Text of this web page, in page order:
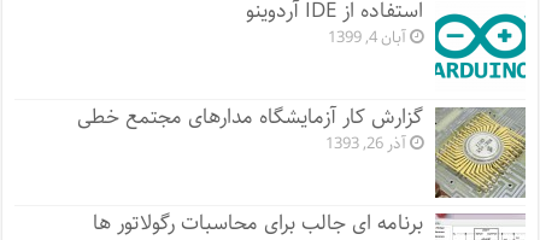
استفاده از IDE آردوینو
آبان 4, 1399
گزارش کار آزمایشگاه مدارهای مجتمع خطی
آذر 26, 1393
برنامه ای جالب برای محاسبات رگولاتور ها